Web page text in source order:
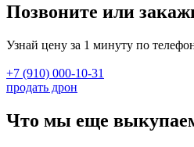
Позвоните или
Узнай цену за 1 минуту по
+7 (910) 000-10-31
продать дрон
Что мы еще